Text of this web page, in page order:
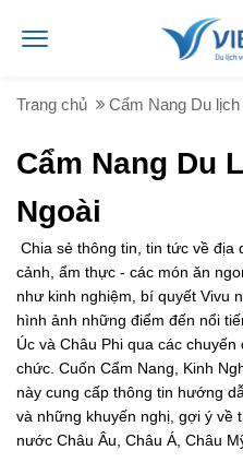
Trang chủ Cẩm Nang Du lịch
Cẩm Nang Du
Ngoài
Chia sẻ thông tin, tin tức về địa
cảnh, ẩm thực - các món ăn
như kinh nghiệm, bí quyết Vivu
hình ảnh những điểm đến nổi
Úc và Châu Phi qua các
chức. Cuốn Cẩm Nang, Kinh
này cung cấp thông tin hướng
và những khuyến nghị, gợi ý về
nước Châu Âu, Châu Á, Châu